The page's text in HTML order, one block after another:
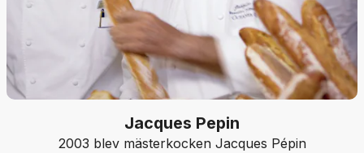
Jacques Pepin
2003 blev mästerkocken Jacques Pépin